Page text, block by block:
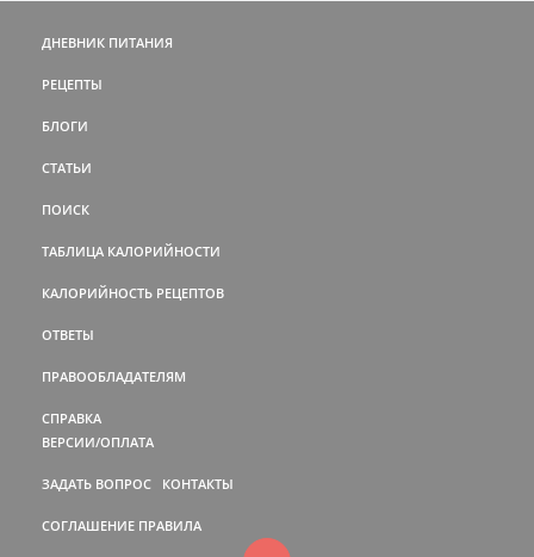
ДНЕВНИК ПИТАНИЯ
РЕЦЕПТЫ
БЛОГИ
СТАТЬИ
ПОИСК
ТАБЛИЦА КАЛОРИЙНОСТИ
КАЛОРИЙНОСТЬ РЕЦЕПТОВ
ОТВЕТЫ
ПРАВООБЛАДАТЕЛЯМ
СПРАВКА
ВЕРСИИ/ОПЛАТА
ЗАДАТЬ ВОПРОС КОНТАКТЫ
СОГЛАШЕНИЕ ПРАВИЛА